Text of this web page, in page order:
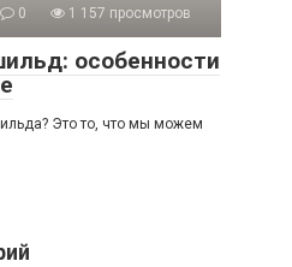
0
1 157 просмотров
особенности
Это то, что мы можем